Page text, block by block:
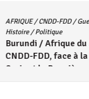
AFRIQUE/CNDD-FDD/
Histoire/Politique
Burundi / Afrique du
CNDD-FDD, face à la
Croix et la Bannière »